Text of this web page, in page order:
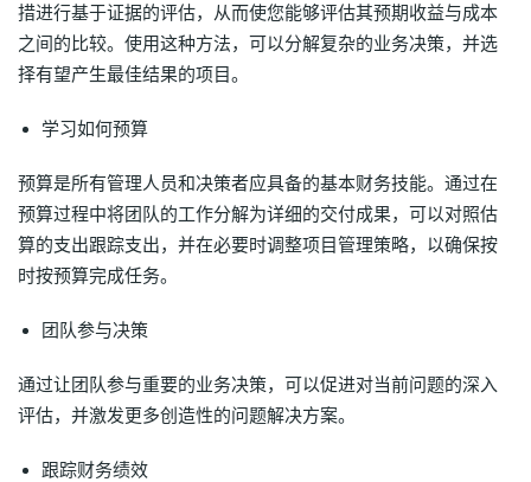
措进行基于证据的评估，从而使您能够评估其预期收益与成本
之间的比较。使用这种方法，可以分解复杂的业务决策，并选
择有望产生最佳结果的项目。
学习如何预算
预算是所有管理人员和决策者应具备的基本财务技能。通过在
预算过程中将团队的工作分解为详细的交付成果，可以对照估
算的支出跟踪支出，并在必要时调整项目管理策略，以确保按
时按预算完成任务。
团队参与决策
通过让团队参与重要的业务决策，可以促进对当前问题的深入
评估，并激发更多创造性的问题解决方案。
跟踪财务绩效